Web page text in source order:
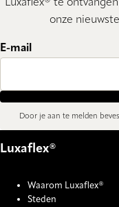
Luxaflex® te
onze
E-mail
Door je aan te melden
Luxaflex®
Waarom Luxaflex®
Steden